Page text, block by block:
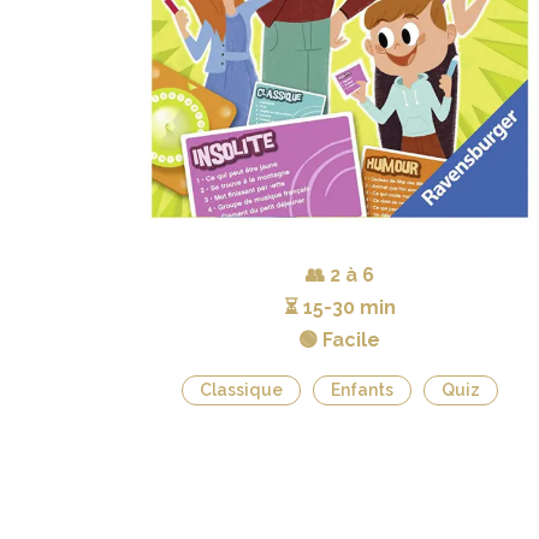
👥 2 à 6
⏳ 15-30 min
🟢 Facile
Classique Enfants Quiz